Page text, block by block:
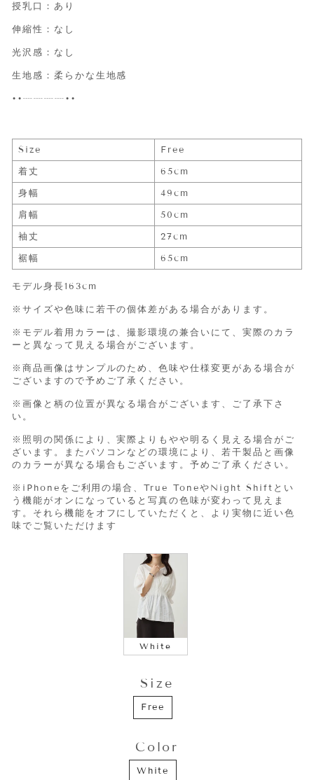
授乳口：あり
伸縮性：なし
光沢感：なし
生地感：柔らかな生地感
••┈┈┈┈••
Size
Free
着丈
65cm
身幅
49cm
肩幅
50cm
袖丈
27cm
裾幅
65cm
モデル身長163cm
※サイズや色味に若干の個体差がある場合があります。
※モデル着用カラーは、撮影環境の兼合いにて、実際のカラ
ーと異なって見える場合がございます。
※商品画像はサンプルのため、色味や仕様変更がある場合が
ございますので予めご了承ください。
※画像と柄の位置が異なる場合がございます、ご了承下さ
い。
※照明の関係により、実際よりもやや明るく見える場合がご
ざいます。またパソコンなどの環境により、若干製品と画像
のカラーが異なる場合もございます。予めご了承ください。
※iPhoneをご利用の場合、True ToneやNight Shift とい
う機能がオンになっていると写真の色味が変わって見えま
す。それら機能をオフにしていただくと、より実物に近い色
味でご覧いただけます
White
Size
Free
Color
White